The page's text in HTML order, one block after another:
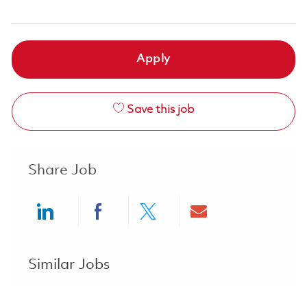
Apply
Save this job
Share Job
Similar Jobs